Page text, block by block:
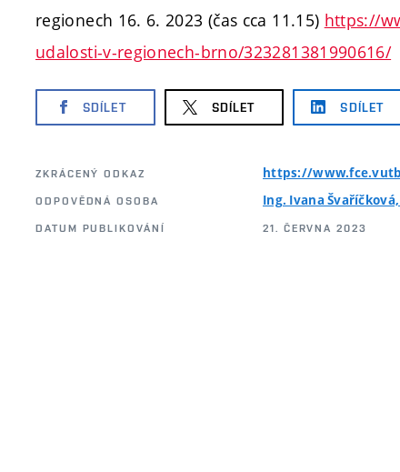
regionech 16. 6. 2023 (čas cca 11.15) https://
udalosti-v-regionech-brno/323281381990616/
SDÍLET SDÍLET SDÍLET
ZKRÁCENÝ ODKAZ https://
ODPOVĚDNÁ OSOBA Ing. Ivana Švaříčková,
DATUM PUBLIKOVÁNÍ 21. ČERVNA 2023